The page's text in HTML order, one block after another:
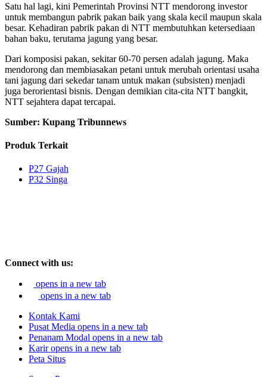
Satu hal lagi, kini Pemerintah Provinsi NTT mendorong investor
untuk membangun pabrik pakan baik yang skala kecil maupun skala
besar. Kehadiran pabrik pakan di NTT membutuhkan ketersediaan
bahan baku, terutama jagung yang besar.
Dari komposisi pakan, sekitar 60-70 persen adalah jagung. Maka
mendorong dan membiasakan petani untuk merubah orientasi usaha
tani jagung dari sekedar tanam untuk makan (subsisten) menjadi
juga berorientasi bisnis. Dengan demikian cita-cita NTT bangkit,
NTT sejahtera dapat tercapai.
Sumber: Kupang Tribunnews
Produk Terkait
P27 Gajah
P32 Singa
Connect with us:
opens in a new tab
opens in a new tab
Kontak Kami
Pusat Media opens in a new tab
Penanam Modal opens in a new tab
Karir opens in a new tab
Peta Situs